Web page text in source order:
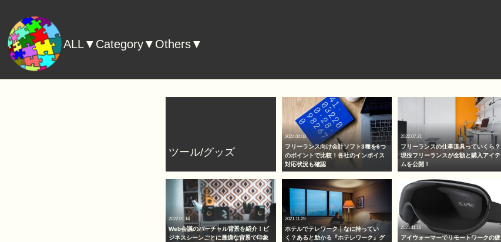
ALL▼ Category▼ Others▼
ツール/グッズ
2024.04.03
フリーランス向け会計ソフト3種を6つ
のポイントで比較！各社のインボイス
対応状況も確認
2022.07.21
フリーランスの仕事道具っていくら？
現役フリーランスが金額と購入アイテ
ムを公開！
2022.01.14
Web会議のバーチャル背景を紹介！ビ
ジネスシーンごとに最適な背景で印象
2021.11.29
ホテルでテレワーク｜なに持ってい
く？あると助かる『ホテレワーク』グ
2021.11.16
アイウォーマーでリモートワークの疲